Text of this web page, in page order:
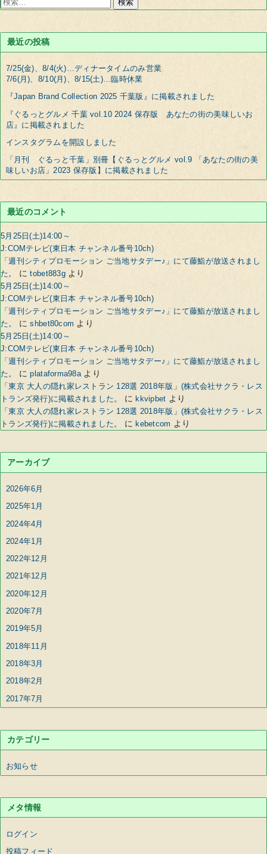
索:
最近の投稿
7/25(金)、8/4(火)…ディナータイムのみ営業
7/6(月)、8/10(月)、8/15(土)…臨時休業
『Japan Brand Collection 2025 千葉版』に掲載されました
『ぐるっとグルメ 千葉 vol.10 2024 保存版 あなたの街の美味しいお
店』に掲載されました
インスタグラムを開設しました
「月刊 ぐるっと千葉」別冊【ぐるっとグルメ vol.9 「あなたの街の美
味しいお店」2023 保存版】に掲載されました
最近のコメント
5月25日(土)14:00～
J:COMテレビ(東日本 チャンネル番号10ch)
「週刊シティプロモーション ご当地サタデー♪」にて藤鮨が放送されまし
た。
にtobet883gより
5月25日(土)14:00～
J:COMテレビ(東日本 チャンネル番号10ch)
「週刊シティプロモーション ご当地サタデー♪」にて藤鮨が放送されまし
た。
にshbet80com より
5月25日(土)14:00～
J:COMテレビ(東日本 チャンネル番号10ch)
「週刊シティプロモーション ご当地サタデー♪」にて藤鮨が放送されまし
た。
にplataforma98a より
「東京 大人の隠れ家レストラン 128選 2018年版」(株式会社サクラ・レス
トランズ発行)に掲載されました。
にkkvipbet より
「東京 大人の隠れ家レストラン 128選 2018年版」(株式会社サクラ・レス
トランズ発行)に掲載されました。
にkebetcom より
アーカイブ
2026年6月
2025年1月
2024年4月
2024年1月
2022年12月
2021年12月
2020年12月
2020年7月
2019年5月
2018年11月
2018年3月
2018年2月
2017年7月
カテゴリー
お知らせ
メタ情報
ログイン
投稿フィード